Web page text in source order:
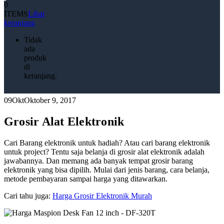
0
ITEMSLihat
keranjang
Tidak
ada
produk
di
keranjang.
09OktOktober 9, 2017
Grosir Alat Elektronik
Cari Barang elektronik untuk hadiah? Atau cari barang elektronik
untuk project? Tentu saja belanja di grosir alat elektronik adalah
jawabannya. Dan memang ada banyak tempat grosir barang
elektronik yang bisa dipilih. Mulai dari jenis barang, cara belanja,
metode pembayaran sampai harga yang ditawarkan.
Cari tahu juga: Harga Grosir Elektronik Murah